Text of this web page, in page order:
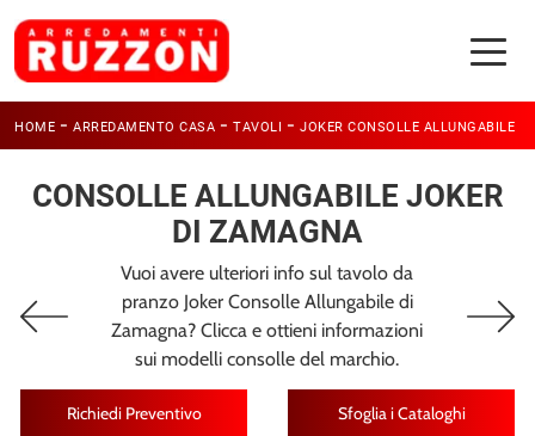
HOME - ARREDAMENTO CASA - TAVOLI - JOKER CONSOLLE ALLUNGABILE
CONSOLLE ALLUNGABILE JOKER
DI ZAMAGNA
Vuoi avere ulteriori info sul tavolo da
pranzo Joker Consolle Allungabile di
Zamagna? Clicca e ottieni informazioni
sui modelli consolle del marchio.
Richiedi Preventivo Sfoglia i Cataloghi